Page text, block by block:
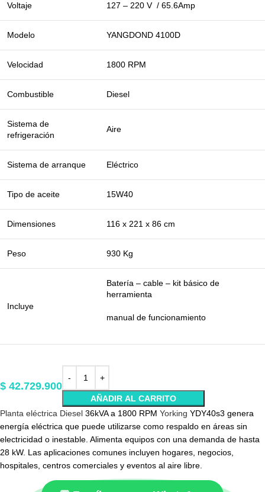
Voltaje 127 – 220 V / 65.6Amp
Modelo YANGDOND 4100D
Velocidad 1800 RPM
Combustible Diesel
Sistema de
refrigeración
Aire
Sistema de arranque Eléctrico
Tipo de aceite 15W40
Dimensiones 116 x 221 x 86 cm
Peso 930 Kg
Incluye
Batería – cable – kit básico de
herramienta
manual de funcionamiento
$ 42.729.900
AÑADIR AL CARRITO
Planta eléctrica Diesel 36kVA a 1800 RPM Yorking YDY40s3 genera
energía eléctrica que puede utilizarse como respaldo en áreas sin
electricidad o inestable. Alimenta equipos con una demanda de hasta
28 kW. Las aplicaciones comunes incluyen hogares, negocios,
hospitales, centros comerciales y eventos al aire libre.